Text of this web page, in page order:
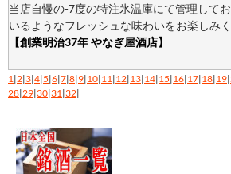
当店自慢の-7度の特注氷温庫にて管理して
いるようなフレッシュな味わいをお楽しみく
【創業明治37年 やなぎ屋酒店】
1|2|3|4|5|6|7|8|9|10|11|12|13|14|15|16|17|18|19|
28|29|30|31|32|